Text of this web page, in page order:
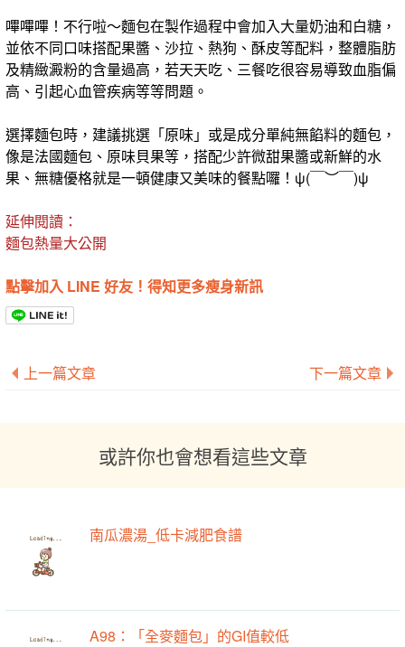
嗶嗶嗶！不行啦～麵包在製作過程中會加入大量奶油和白糖，
並依不同口味搭配果醬、沙拉、熱狗、酥皮等配料，整體脂肪
及精緻澱粉的含量過高，若天天吃、三餐吃很容易導致血脂偏
高、引起心血管疾病等等問題。
選擇麵包時，建議挑選「原味」或是成分單純無餡料的麵包，
像是法國麵包、原味貝果等，搭配少許微甜果醬或新鮮的水
果、無糖優格就是一頓健康又美味的餐點囉！ψ(￣︶￣)ψ
延伸閱讀：
麵包熱量大公開
點擊加入 LINE 好友！得知更多瘦身新訊
上一篇文章 下一篇文章
或許你也會想看這些文章
南瓜濃湯_低卡減肥食譜
A98：「全麥麵包」的GI值較低